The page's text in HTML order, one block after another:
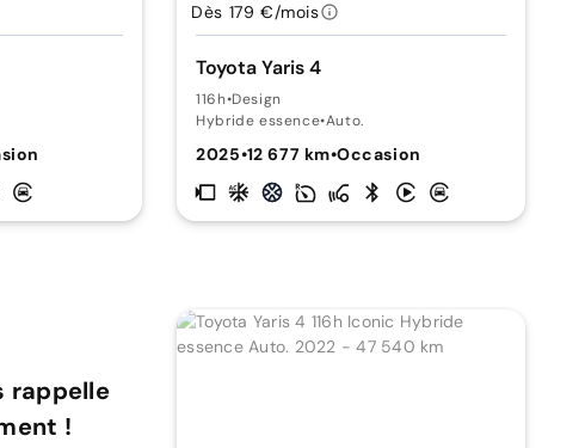
Toyota Yaris 4
116h•Design
Hybride essence•Auto.
2025•12 677 km•Occasion
Dès 179 €/mois
rappelle
!